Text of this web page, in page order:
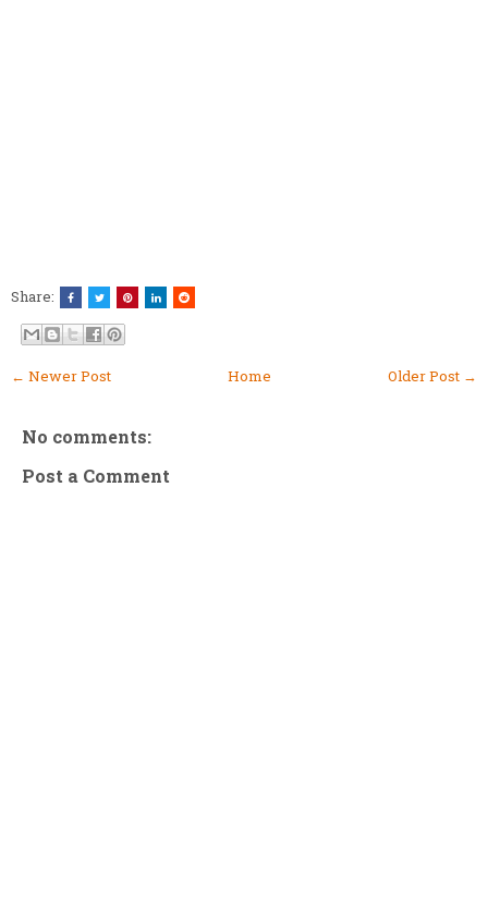
Share:
← Newer Post Older Post →
Home
No comments:
Post a Comment